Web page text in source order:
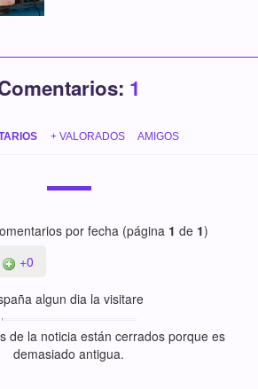
1
+ VALORADOS AMIGOS
por fecha (página 1 de 1)
+0
algun dia la visitare
de la noticia están cerrados porque es
demasiado antigua.